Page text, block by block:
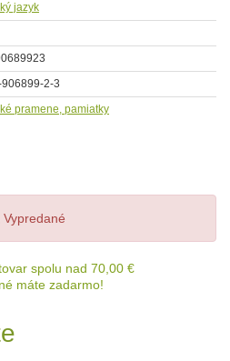
jazyk
2-3
pramene, pamiatky
Vypredané
spolu nad 70,00 €
máte zadarmo!